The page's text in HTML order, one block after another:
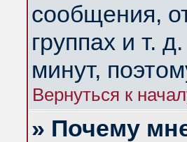
сообщения,
группах и т.
минут,
Вернуться к
» Почему